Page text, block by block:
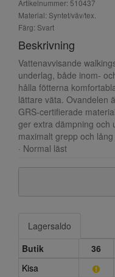
Artikelnummer: 510437
Material: Syntet/väv/tex.
Färg: Svart
Beskrivning
Vattenavvisande
underlag, både inom-
hålla fötterna
lättare väta. Ovandelen
GRS-certifierade
ger extra dämpning och
maximalt grepp och
· Normal läst
Lagersaldo
Butik
36
Kisa